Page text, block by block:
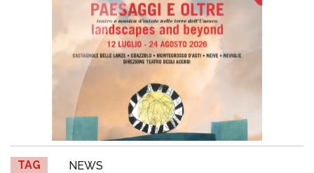
TAG NEWS